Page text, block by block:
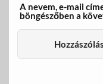
A nevem, e-mail
böngészőben a